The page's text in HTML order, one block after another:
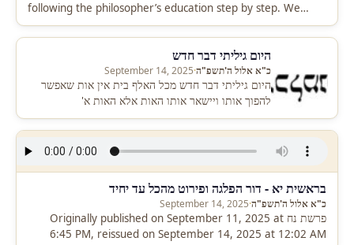
following the philosopher’s education step by step. We
trace: Proclus’…
היום גיליתי דבר חדש
כ"א אלול ה'תשפ"ה·
September 14, 2025
היום גיליתי דבר חדש מכל האלף בית אין אות שאפשר
להפוך אותו ויישאר אותו האות אלא האות א'
בראשית יא - דור הפלגה ופירוט מהכל עד יחיד
כ"א אלול ה'תשפ"ה·
September 14, 2025
פרשת נח Originally published on September 11, 2025 at
6:45 PM, reissued on September 14, 2025 at 12:02 AM